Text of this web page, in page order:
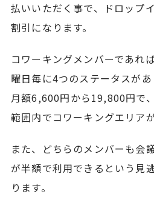
払いいただく事で、ドロップ
割引になります。
コワーキングメンバーであれ
曜日毎に4つのステータスがあ
月額6,600円から19,800円で
範囲内でコワーキングエリア
また、どちらのメンバーも会
が半額で利用できるという見
ります。